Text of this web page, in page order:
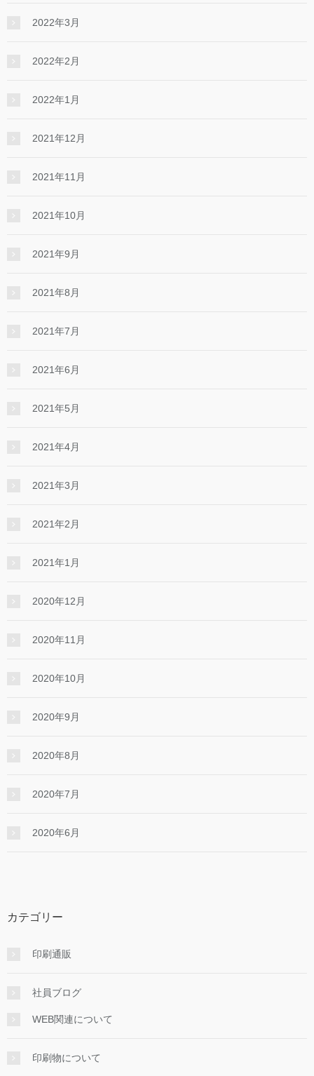
2022年3月
2022年2月
2022年1月
2021年12月
2021年11月
2021年10月
2021年9月
2021年8月
2021年7月
2021年6月
2021年5月
2021年4月
2021年3月
2021年2月
2021年1月
2020年12月
2020年11月
2020年10月
2020年9月
2020年8月
2020年7月
2020年6月
カテゴリー
印刷通販
社員ブログ
WEB関連について
印刷物について